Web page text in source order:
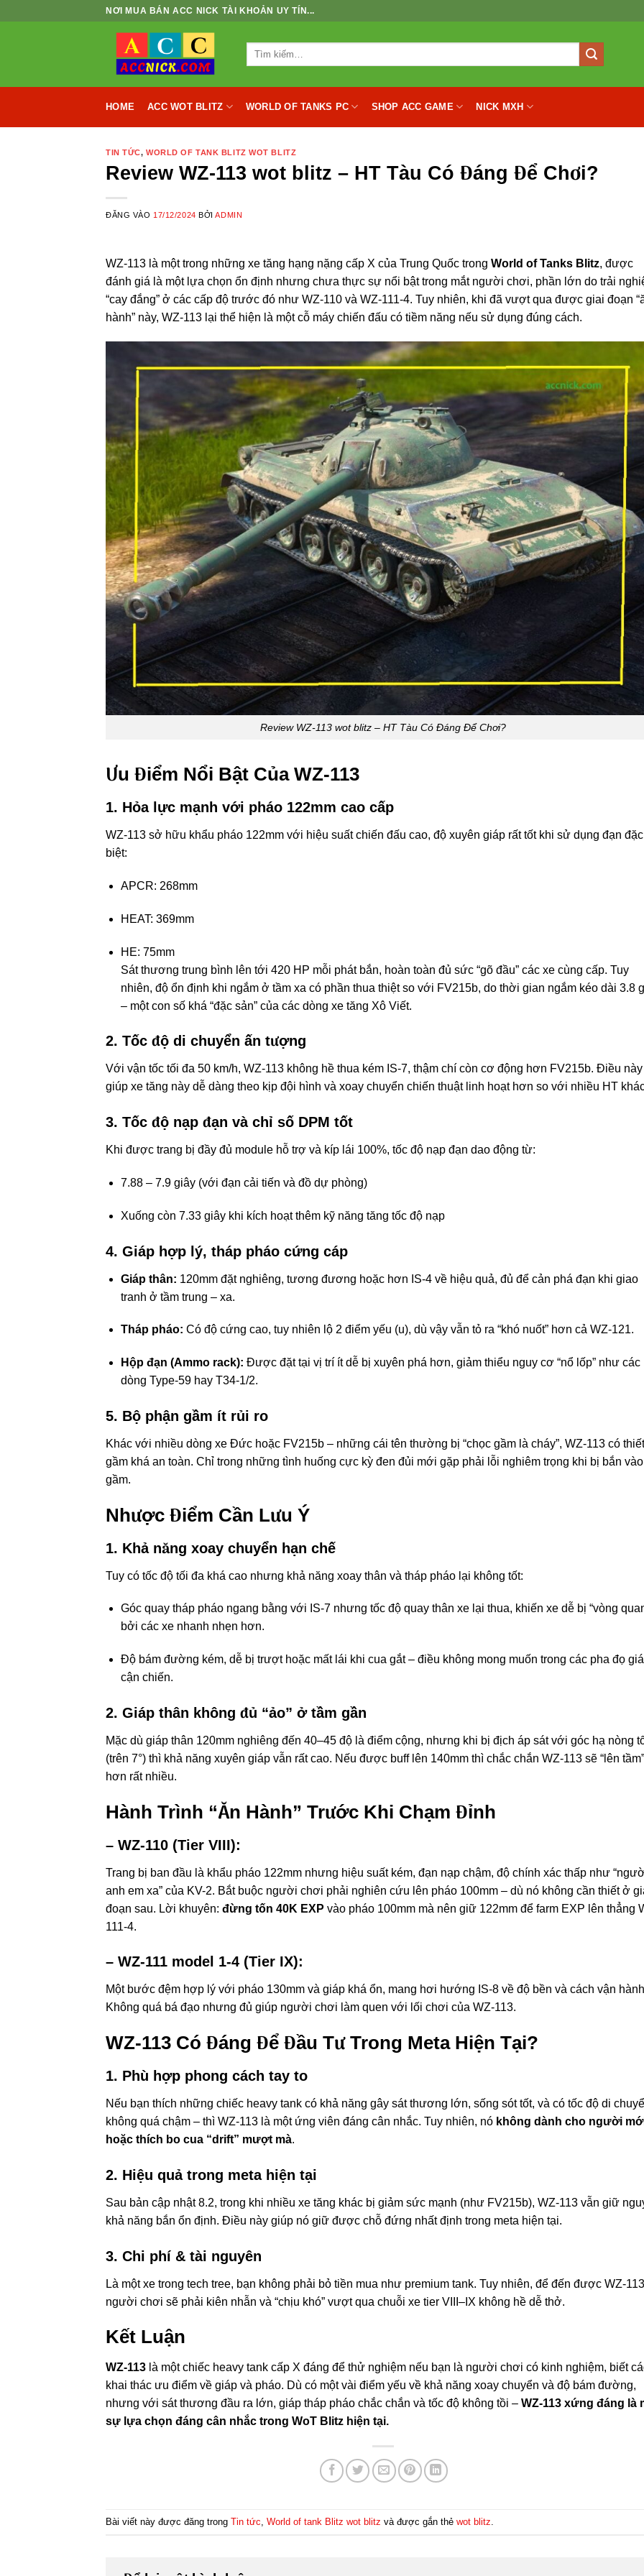
NƠI MUA BÁN ACC NICK TÀI KHOẢN UY TÍN...
Tìm
HOME ACC WOT BLITZ WORLD OF TANKS PC SHOP ACC GAME NICK MXH
TIN TỨC,WORLD OF TANK BLITZ WOT BLITZ
Review WZ-113 wot blitz – HT Tàu Có Đáng Để Chơi?
ĐĂNG VÀO17/12/2024 BỞIADMIN
WZ-113 là một trong những xe tăng hạng nặng cấp X của Trung Quốc trong World of Tanks Blitz, được
đánh giá là một lựa chọn ổn định nhưng chưa thực sự nổi bật trong mắt người chơi, phần lớn do trải
“cay đắng” ở các cấp độ trước đó như WZ-110 và WZ-111-4. Tuy nhiên, khi đã vượt qua được giai đoạn
hành” này, WZ-113 lại thể hiện là một cỗ máy chiến đấu có tiềm năng nếu sử dụng đúng cách.
Review WZ-113 wot blitz – HT Tàu Có Đáng Để Chơi?
Ưu Điểm Nổi Bật Của WZ-113
1. Hỏa lực mạnh với pháo 122mm cao cấp
WZ-113 sở hữu khẩu pháo 122mm với hiệu suất chiến đấu cao, độ xuyên giáp rất tốt khi sử dụng đạn đặc
biệt:
APCR: 268mm
HEAT: 369mm
HE: 75mm
Sát thương trung bình lên tới 420 HP mỗi phát bắn, hoàn toàn đủ sức “gõ đầu” các xe cùng cấp. Tuy
nhiên, độ ổn định khi ngắm ở tầm xa có phần thua thiệt so với FV215b, do thời gian ngắm kéo dài 3.8
– một con số khá “đặc sản” của các dòng xe tăng Xô Viết.
2. Tốc độ di chuyển ấn tượng
Với vận tốc tối đa 50 km/h, WZ-113 không hề thua kém IS-7, thậm chí còn cơ động hơn FV215b. Điều này
giúp xe tăng này dễ dàng theo kịp đội hình và xoay chuyển chiến thuật linh hoạt hơn so với nhiều HT
3. Tốc độ nạp đạn và chỉ số DPM tốt
Khi được trang bị đầy đủ module hỗ trợ và kíp lái 100%, tốc độ nạp đạn dao động từ:
7.88 – 7.9 giây (với đạn cải tiến và đồ dự phòng)
Xuống còn 7.33 giây khi kích hoạt thêm kỹ năng tăng tốc độ nạp
4. Giáp hợp lý, tháp pháo cứng cáp
Giáp thân: 120mm đặt nghiêng, tương đương hoặc hơn IS-4 về hiệu quả, đủ để cản phá đạn khi giao
tranh ở tầm trung – xa.
Tháp pháo: Có độ cứng cao, tuy nhiên lộ 2 điểm yếu (u), dù vậy vẫn tỏ ra “khó nuốt” hơn cả WZ-121.
Hộp đạn (Ammo rack): Được đặt tại vị trí ít dễ bị xuyên phá hơn, giảm thiểu nguy cơ “nổ lốp” như các
dòng Type-59 hay T34-1/2.
5. Bộ phận gầm ít rủi ro
Khác với nhiều dòng xe Đức hoặc FV215b – những cái tên thường bị “chọc gầm là cháy”, WZ-113 có
gầm khá an toàn. Chỉ trong những tình huống cực kỳ đen đủi mới gặp phải lỗi nghiêm trọng khi bị bắn vào
gầm.
Nhược Điểm Cần Lưu Ý
1. Khả năng xoay chuyển hạn chế
Tuy có tốc độ tối đa khá cao nhưng khả năng xoay thân và tháp pháo lại không tốt:
Góc quay tháp pháo ngang bằng với IS-7 nhưng tốc độ quay thân xe lại thua, khiến xe dễ bị “vòng
bởi các xe nhanh nhẹn hơn.
Độ bám đường kém, dễ bị trượt hoặc mất lái khi cua gắt – điều không mong muốn trong các pha đọ
cận chiến.
2. Giáp thân không đủ “ảo” ở tầm gần
Mặc dù giáp thân 120mm nghiêng đến 40–45 độ là điểm cộng, nhưng khi bị địch áp sát với góc hạ nòng
(trên 7°) thì khả năng xuyên giáp vẫn rất cao. Nếu được buff lên 140mm thì chắc chắn WZ-113 sẽ “lên tầm”
hơn rất nhiều.
Hành Trình “Ăn Hành” Trước Khi Chạm Đỉnh
– WZ-110 (Tier VIII):
Trang bị ban đầu là khẩu pháo 122mm nhưng hiệu suất kém, đạn nạp chậm, độ chính xác thấp như
anh em xa” của KV-2. Bắt buộc người chơi phải nghiên cứu lên pháo 100mm – dù nó không cần thiết ở
đoạn sau. Lời khuyên: đừng tốn 40K EXP vào pháo 100mm mà nên giữ 122mm để farm EXP lên thẳng
111-4.
– WZ-111 model 1-4 (Tier IX):
Một bước đệm hợp lý với pháo 130mm và giáp khá ổn, mang hơi hướng IS-8 về độ bền và cách vận
Không quá bá đạo nhưng đủ giúp người chơi làm quen với lối chơi của WZ-113.
WZ-113 Có Đáng Để Đầu Tư Trong Meta Hiện Tại?
1. Phù hợp phong cách tay to
Nếu bạn thích những chiếc heavy tank có khả năng gây sát thương lớn, sống sót tốt, và có tốc độ di
không quá chậm – thì WZ-113 là một ứng viên đáng cân nhắc. Tuy nhiên, nó không dành cho người
hoặc thích bo cua “drift” mượt mà.
2. Hiệu quả trong meta hiện tại
Sau bản cập nhật 8.2, trong khi nhiều xe tăng khác bị giảm sức mạnh (như FV215b), WZ-113 vẫn giữ
khả năng bắn ổn định. Điều này giúp nó giữ được chỗ đứng nhất định trong meta hiện tại.
3. Chi phí & tài nguyên
Là một xe trong tech tree, bạn không phải bỏ tiền mua như premium tank. Tuy nhiên, để đến được WZ-
người chơi sẽ phải kiên nhẫn và “chịu khó” vượt qua chuỗi xe tier VIII–IX không hề dễ thở.
Kết Luận
WZ-113 là một chiếc heavy tank cấp X đáng để thử nghiệm nếu bạn là người chơi có kinh nghiệm, biết
khai thác ưu điểm về giáp và pháo. Dù có một vài điểm yếu về khả năng xoay chuyển và độ bám đường,
nhưng với sát thương đầu ra lớn, giáp tháp pháo chắc chắn và tốc độ không tồi – WZ-113 xứng đáng là
sự lựa chọn đáng cân nhắc trong WoT Blitz hiện tại.
Bài viết này được đăng trong Tin tức World of tank Blitz wot blitz và được gắn thẻ wot blitz